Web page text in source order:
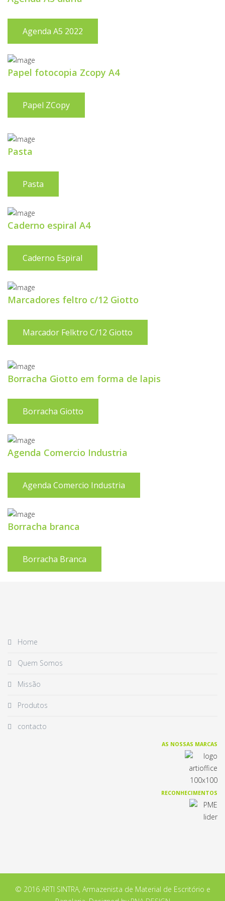
Agenda A5 2022
Papel fotocopia Zcopy A4
Papel ZCopy
Pasta
Pasta
Caderno espiral A4
Caderno Espiral
Marcadores feltro c/12 Giotto
Marcador Felktro C/12 Giotto
Borracha Giotto em forma de lapis
Borracha Giotto
Agenda Comercio Industria
Agenda Comercio Industria
Borracha branca
Borracha Branca
Home
Quem Somos
Missão
Produtos
contacto
AS NOSSAS MARCAS
RECONHECIMENTOS
© 2016 ARTI SINTRA, Armazenista de Material de Escritório e